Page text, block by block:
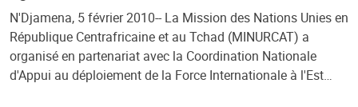
N'Djamena, 5 février 2010-- La Mission des Nations Unies en
République Centrafricaine et au Tchad (MINURCAT) a
organisé en partenariat avec la Coordination Nationale
d'Appui au déploiement de la Force Internationale à l'Est…